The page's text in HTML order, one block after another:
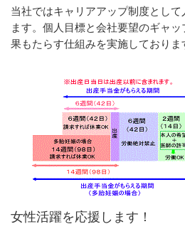
当社ではキャリアアップ制度とし
ます。個人目標と会社要望のギャ
果もたらす仕組みを実施しておりま
女性活躍を応援します！